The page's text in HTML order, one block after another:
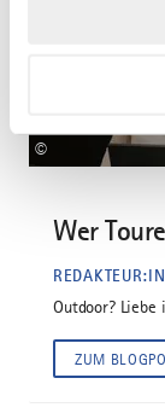
©
Wer
Outdoor? Liebe
ZUM